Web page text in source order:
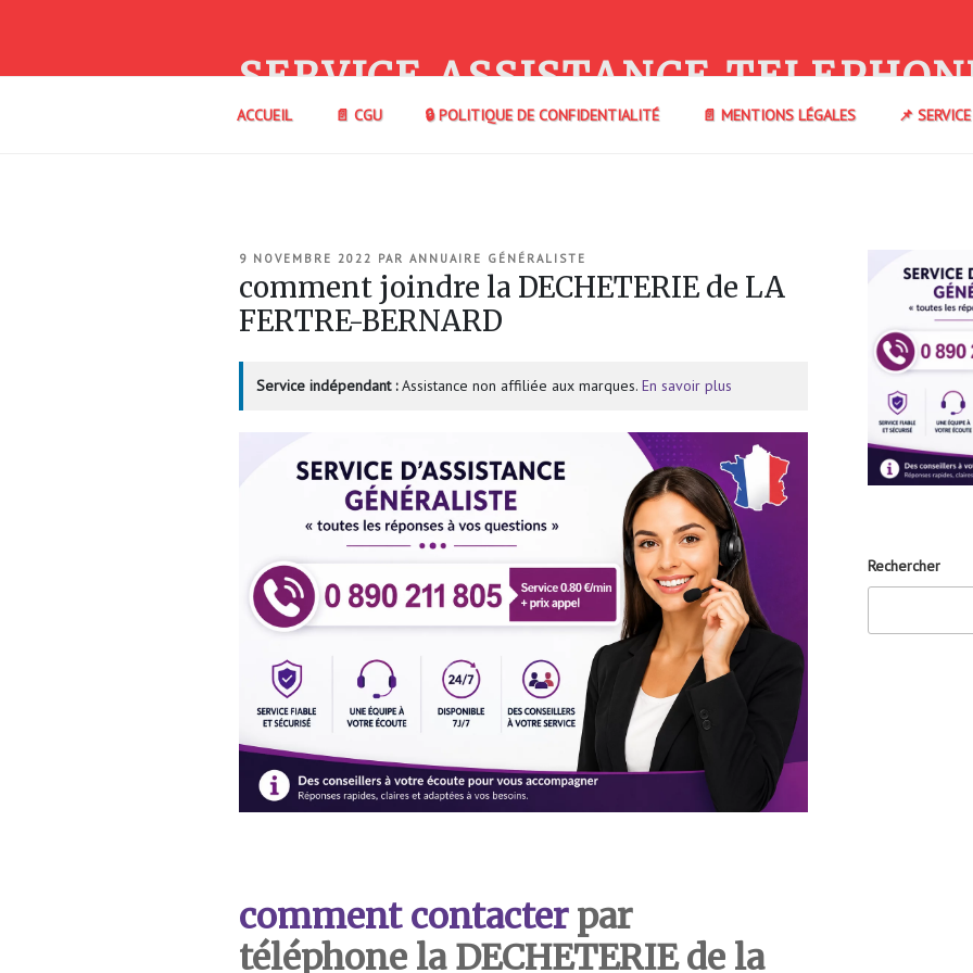
SERVICE ASSISTANCE
ACCUEIL 📄 CGU 🔒 POLITIQUE DE CONFIDENTIALITÉ 📄 MENTIONS LÉGALES 📌
PUBLIÉ
9 NOVEMBRE 2022 PAR ANNUAIRE GÉNÉRALISTE
comment joindre la DECHETERIE de LA
FERTRE-BERNARD
Service indépendant :Assistance non affiliée aux marques. En savoir plus
comment contacterpar
téléphone la DECHETERIE de la
Rechercher